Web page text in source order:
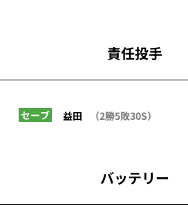
責任投手
セーブ 益田 （2勝5敗30S）
バッテリー